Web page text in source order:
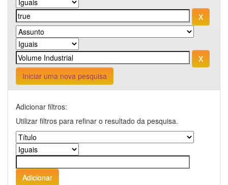
Iniciar uma nova pesquisa
Adicionar filtros:
Utilizar filtros para refinar o resultado da pesquisa.